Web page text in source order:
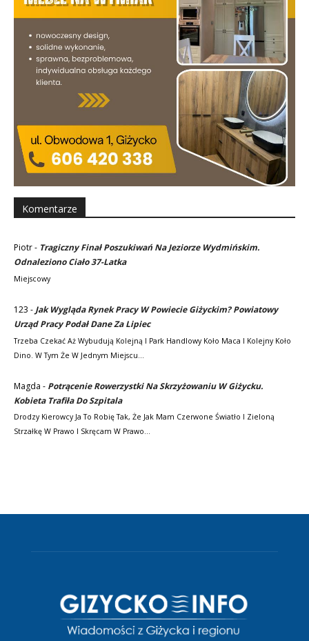
Komentarze
Piotr- Tragiczny Finał Poszukiwań Na Jeziorze Wydmińskim.
Odnaleziono Ciało 37-Latka
Miejscowy
123 - Jak Wygląda Rynek Pracy W Powiecie Giżyckim? Powiatowy
Urząd Pracy Podał Dane Za Lipiec
Trzeba Czekać Aż Wybudują Kolejną I Park Handlowy Koło Maca I Kolejny Koło
Dino. W Tym Że W Jednym Miejscu…
Magda - Potrącenie Rowerzystki Na Skrzyżowaniu W Giżycku.
Kobieta Trafiła Do Szpitala
Drodzy Kierowcy Ja To Robię Tak, Że Jak Mam Czerwone Światło I Zieloną
Strzałkę W Prawo I Skręcam W Prawo…